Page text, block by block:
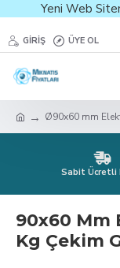
Yeni Web
GIRIŞ ÜYE OL
Ø90x60 mm
Sabit Ücretli
90x60 Mm
Kg Çekim